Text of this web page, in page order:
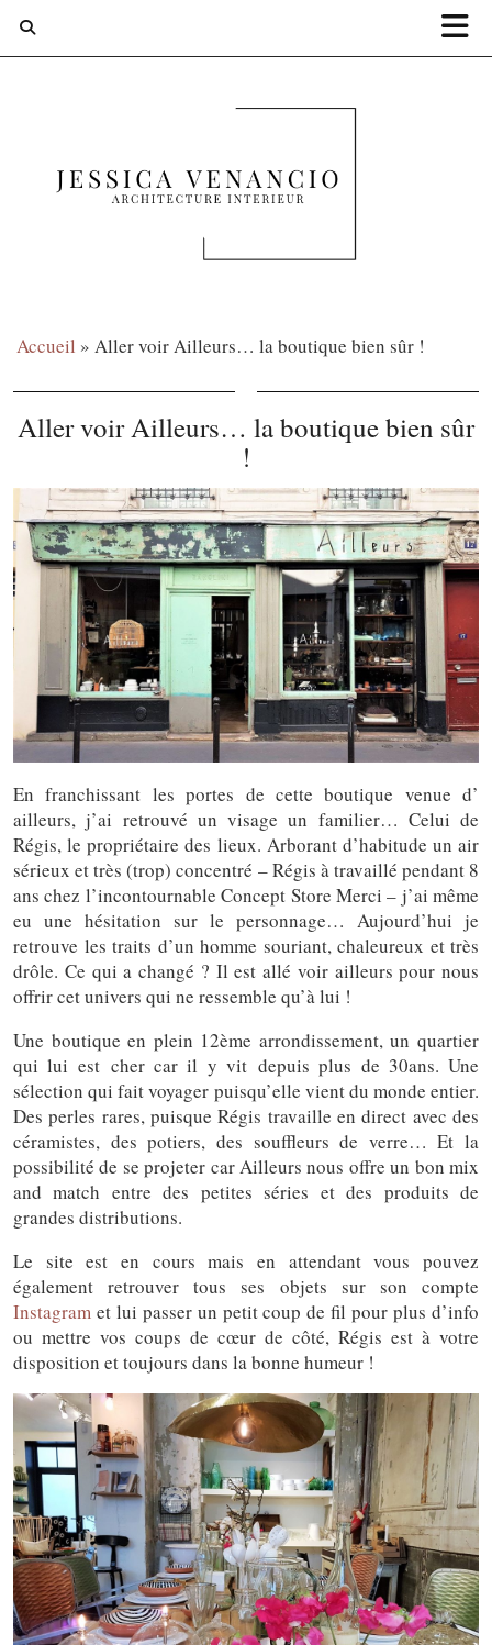
Accueil » Aller voir Ailleurs… la boutique bien sûr !
Aller voir Ailleurs… la boutique bien sûr
!
En franchissant les portes de cette boutique venue d’
ailleurs, j’ai retrouvé un visage un familier… Celui de
Régis, le propriétaire des lieux. Arborant d’habitude un air
sérieux et très (trop) concentré – Régis à travaillé pendant 8
ans chez l’incontournable Concept Store Merci – j’ai même
eu une hésitation sur le personnage… Aujourd’hui je
retrouve les traits d’un homme souriant, chaleureux et très
drôle. Ce qui a changé ? Il est allé voir ailleurs pour nous
offrir cet univers qui ne ressemble qu’à lui !
Une boutique en plein 12ème arrondissement, un quartier
qui lui est cher car il y vit depuis plus de 30ans. Une
sélection qui fait voyager puisqu’elle vient du monde entier.
Des perles rares, puisque Régis travaille en direct avec des
céramistes, des potiers, des souffleurs de verre… Et la
possibilité de se projeter car Ailleurs nous offre un bon mix
and match entre des petites séries et des produits de
grandes distributions.
Le site est en cours mais en attendant vous pouvez
également retrouver tous ses objets sur son compte
Instagram et lui passer un petit coup de fil pour plus d’info
ou mettre vos coups de cœur de côté, Régis est à votre
disposition et toujours dans la bonne humeur !